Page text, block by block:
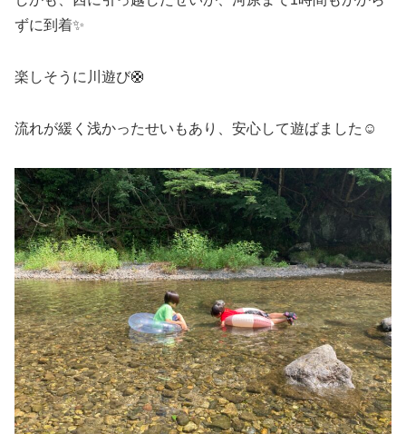
ずに到着✨
楽しそうに川遊び🛟
流れが緩く浅かったせいもあり、安心して遊ばました☺︎